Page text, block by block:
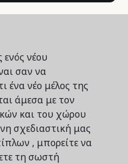
νέου
σαν να
ένα νέο μέλος της
άμεσα με τον
και του χώρου
σχεδιαστική μας
, μπορείτε να
τη σωστή